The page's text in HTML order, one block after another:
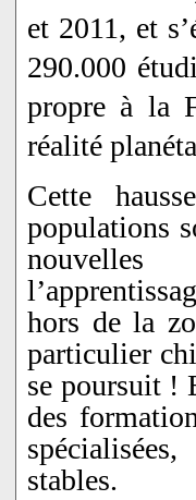
et 2011, et
290.000
propre à la
réalité
Cette
populations
nouvelles
hors de la
particulier
se poursuit !
des
stables.